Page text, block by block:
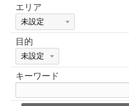
エリア
目的
キーワード